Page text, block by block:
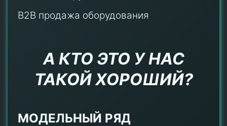
B2B продажа оборудования
А КТО ЭТО У НАС
ТАКОЙ ХОРОШИЙ?
МОДЕЛЬНЫЙ РЯД